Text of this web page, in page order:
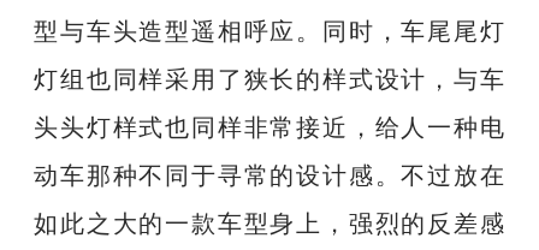
型与车头造型遥相呼应。同时，车尾尾灯
灯组也同样采用了狭长的样式设计，与车
头头灯样式也同样非常接近，给人一种电
动车那种不同于寻常的设计感。不过放在
如此之大的一款车型身上，强烈的反差感